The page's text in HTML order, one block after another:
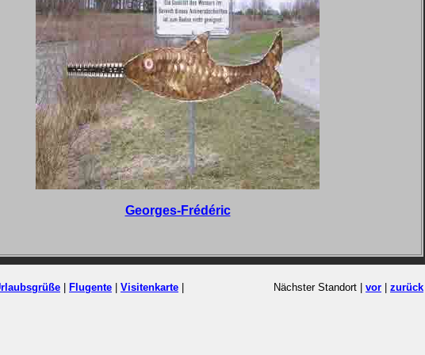
Georges-Frédéric
Flugente Visitenkarte Nächster Standort | vor zurück